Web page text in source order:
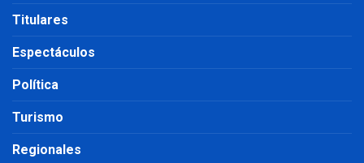
Titulares
Espectáculos
Política
Turismo
Regionales